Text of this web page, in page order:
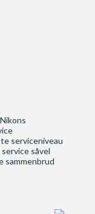
serviceniveau
såvel
sammenbrud